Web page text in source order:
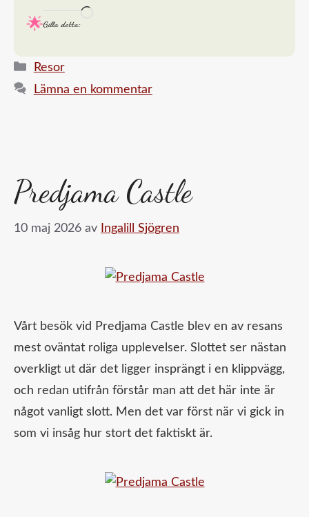
Gilla detta:
Kategorier
Resor
Lämna en kommentar
Predjama Castle
10 maj 2026 av Ingalill Sjögren
Vårt besök vid Predjama Castle blev en av resans
mest oväntat roliga upplevelser. Slottet ser nästan
overkligt ut där det ligger insprängt i en klippvägg,
och redan utifrån förstår man att det här inte är
något vanligt slott. Men det var först när vi gick in
som vi insåg hur stort det faktiskt är.